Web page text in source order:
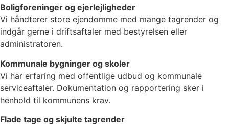
Boligforeninger og ejerlejligheder
Vi håndterer store ejendomme med mange tagrender og
indgår gerne i driftsaftaler med bestyrelsen eller
administratoren.
Kommunale bygninger og skoler
Vi har erfaring med offentlige udbud og kommunale
serviceaftaler. Dokumentation og rapportering sker i
henhold til kommunens krav.
Flade tage og skjulte tagrender